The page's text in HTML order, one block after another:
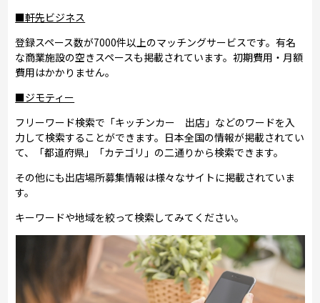
■軒先ビジネス
登録スペース数が7000件以上のマッチングサービスです。有名
な商業施設の空きスペースも掲載されています。初期費用・月額
費用はかかりません。
■ジモティー
フリーワード検索で「キッチンカー 出店」などのワードを入
力して検索することができます。日本全国の情報が掲載されてい
て、「都道府県」「カテゴリ」の二通りから検索できます。
その他にも出店場所募集情報は様々なサイトに掲載されていま
す。
キーワードや地域を絞って検索してみてください。